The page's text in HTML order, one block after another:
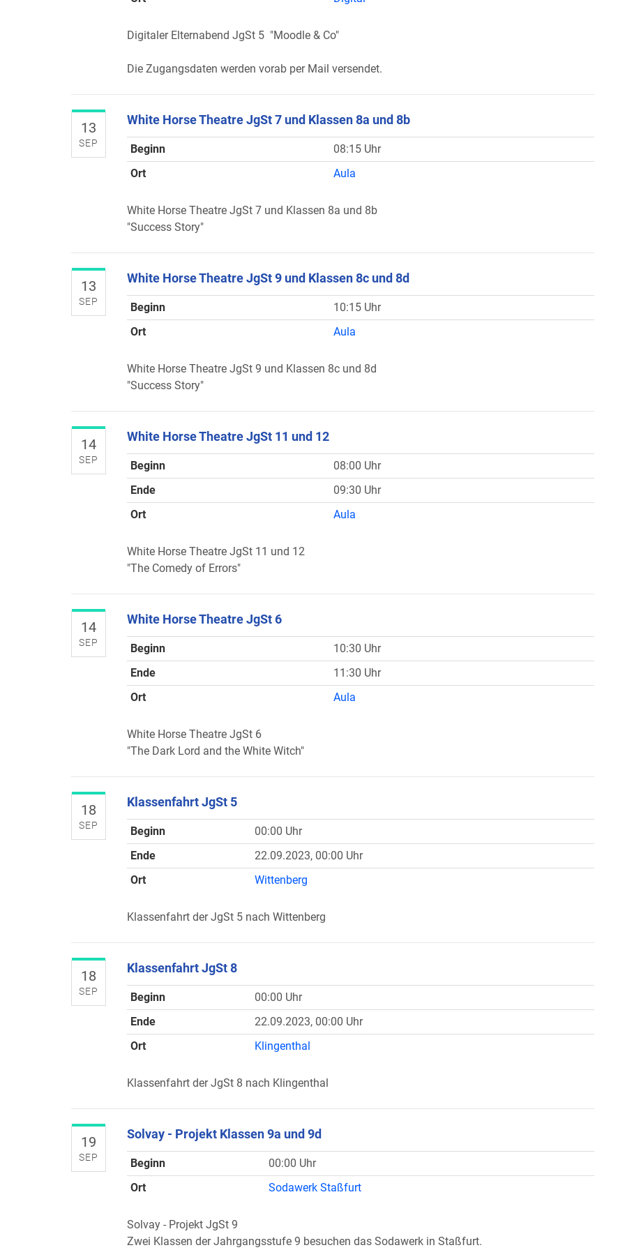
Digitaler Elternabend JgSt 5 "Moodle & Co"
Die Zugangsdaten werden vorab per Mail versendet.
13
SEP
White Horse Theatre JgSt 7 und Klassen 8a und 8b
Beginn
08:15 Uhr
Ort
Aula
White Horse Theatre JgSt 7 und Klassen 8a und 8b
"Success Story"
13
SEP
White Horse Theatre JgSt 9 und Klassen 8c und 8d
Beginn
10:15 Uhr
Ort
Aula
White Horse Theatre JgSt 9 und Klassen 8c und 8d
"Success Story"
14
SEP
White Horse Theatre JgSt 11 und 12
Beginn
08:00 Uhr
Ende
09:30 Uhr
Ort
Aula
White Horse Theatre JgSt 11 und 12
"The Comedy of Errors"
14
SEP
White Horse Theatre JgSt 6
Beginn
10:30 Uhr
Ende
11:30 Uhr
Ort
Aula
White Horse Theatre JgSt 6
"The Dark Lord and the White Witch"
18
SEP
Klassenfahrt JgSt 5
Beginn
00:00 Uhr
Ende
22.09.2023, 00:00 Uhr
Ort
Wittenberg
Klassenfahrt der JgSt 5 nach Wittenberg
18
SEP
Klassenfahrt JgSt 8
Beginn
00:00 Uhr
Ende
22.09.2023, 00:00 Uhr
Ort
Klingenthal
Klassenfahrt der JgSt 8 nach Klingenthal
19
SEP
Solvay - Projekt Klassen 9a und 9d
Beginn
00:00 Uhr
Ort
Sodawerk Staßfurt
Solvay - Projekt JgSt 9
Zwei Klassen der Jahrgangsstufe 9 besuchen das Sodawerk in Staßfurt.